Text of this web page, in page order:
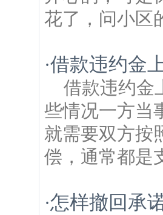
花了，问小区
·借款违约金
借款违约金
些情况一方当
就需要双方按
偿，通常都是
·怎样撤回承